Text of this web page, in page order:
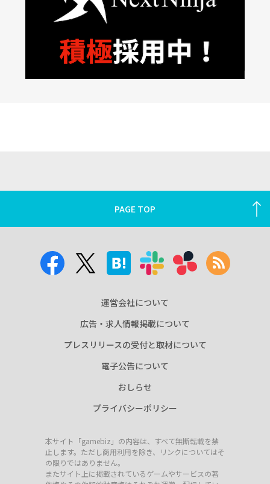
PAGE TOP
運営会社について
広告・求人情報掲載について
プレスリリースの受付と取材について
電子公告について
おしらせ
プライバシーポリシー
本サイト「gamebiz」の内容は、すべて無断転載を禁
止します。ただし商用利用を除き、リンクについてはそ
の限りではありません。
またサイト上に掲載されているゲームやサービスの著